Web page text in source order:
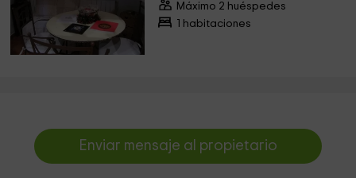
Máximo 2 huéspedes
1 habitaciones
Enviar mensaje al propietario